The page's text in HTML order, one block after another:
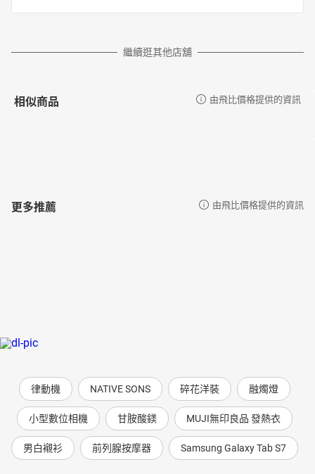
繼續逛其他店舖
相似商品 由飛比價格提供的資訊
更多推薦 由飛比價格提供的資訊
律動機 NATIVE SONS 碎花洋裝 融燭燈
小型數位相機 甘胺酸鎂 MUJI無印良品 發熱衣
男白襯衫 前列腺按摩器 Samsung Galaxy Tab S7